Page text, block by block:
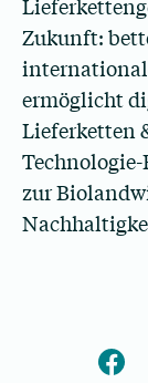
Zukunft:
ermöglicht
Lieferketten
zur